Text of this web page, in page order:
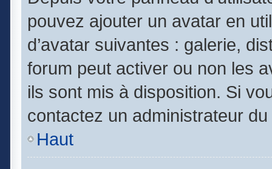
pouvez ajouter un avatar en
d’avatar suivantes : galerie,
forum peut activer ou non les
ils sont mis à disposition. Si
contactez un administrateur
Haut